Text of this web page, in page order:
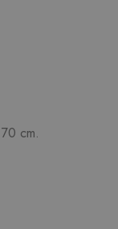
cm.